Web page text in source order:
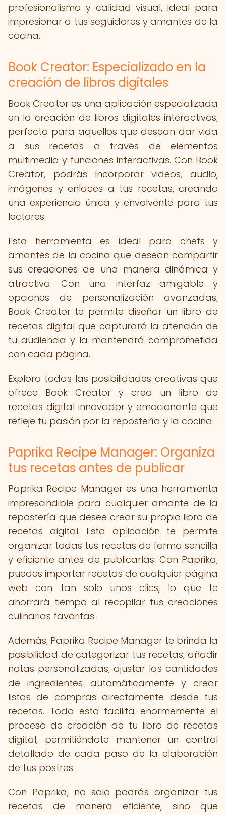
profesionalismo y calidad visual, ideal para
impresionar a tus seguidores y amantes de la
cocina.
Book Creator: Especializado en la
creación de libros digitales
Book Creator es una aplicación especializada
en la creación de libros digitales interactivos,
perfecta para aquellos que desean dar vida
a sus recetas a través de elementos
multimedia y funciones interactivas. Con Book
Creator, podrás incorporar videos, audio,
imágenes y enlaces a tus recetas, creando
una experiencia única y envolvente para tus
lectores.
Esta herramienta es ideal para chefs y
amantes de la cocina que desean compartir
sus creaciones de una manera dinámica y
atractiva. Con una interfaz amigable y
opciones de personalización avanzadas,
Book Creator te permite diseñar un libro de
recetas digital que capturará la atención de
tu audiencia y la mantendrá comprometida
con cada página.
Explora todas las posibilidades creativas que
ofrece Book Creator y crea un libro de
recetas digital innovador y emocionante que
refleje tu pasión por la repostería y la cocina.
Paprika Recipe Manager: Organiza
tus recetas antes de publicar
Paprika Recipe Manager es una herramienta
imprescindible para cualquier amante de la
repostería que desee crear su propio libro de
recetas digital. Esta aplicación te permite
organizar todas tus recetas de forma sencilla
y eficiente antes de publicarlas. Con Paprika,
puedes importar recetas de cualquier página
web con tan solo unos clics, lo que te
ahorrará tiempo al recopilar tus creaciones
culinarias favoritas.
Además, Paprika Recipe Manager te brinda la
posibilidad de categorizar tus recetas, añadir
notas personalizadas, ajustar las cantidades
de ingredientes automáticamente y crear
listas de compras directamente desde tus
recetas. Todo esto facilita enormemente el
proceso de creación de tu libro de recetas
digital, permitiéndote mantener un control
detallado de cada paso de la elaboración
de tus postres.
Con Paprika, no solo podrás organizar tus
recetas de manera eficiente, sino que